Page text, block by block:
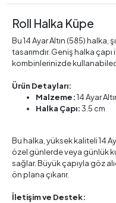
Roll Halka Küpe
Bu 14 Ayar Altın (585) halka,
tasarımdır. Geniş halka
kombinlerinizde
Ürün Detayları:
Malzeme:14 Ayar
Halka Çapı:3.5 cm
Bu halka, yüksek kaliteli 14
özel günlerde veya günlük
sağlar. Büyük çapıyla göz
ön plana çıkarır.
İletişim ve Destek: